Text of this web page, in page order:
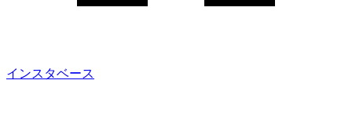
インスタベース